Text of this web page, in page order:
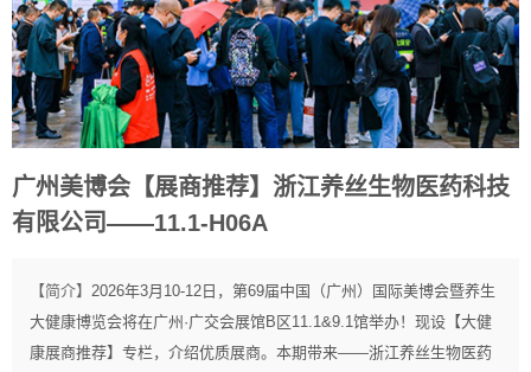
广州美博会【展商推荐】浙江养丝生物医药科技
有限公司——11.1-H06A
【简介】 2026年3月10-12日，第69届中国（广州）国际美博会暨养生
大健康博览会将在广州·广交会展馆B区11.1&9.1馆举办！现设【大健
康展商推荐】专栏，介绍优质展商。本期带来——浙江养丝生物医药